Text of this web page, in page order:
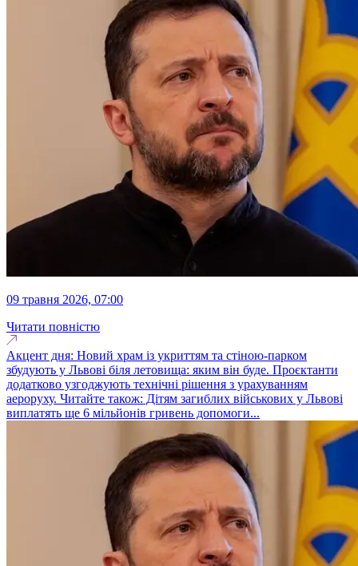
09 травня 2026, 07:00
Читати повністю
Акцент дня: Новий храм із укриттям та стіною-парком
збудують у Львові біля летовища: яким він буде. Проєктанти
додатково узгоджують технічні рішення з урахуванням
аероруху. Читайте також: Дітям загиблих військових у Львові
виплатять ще 6 мільйонів гривень допомоги...